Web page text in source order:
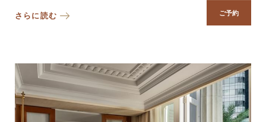
さらに読む ご予約